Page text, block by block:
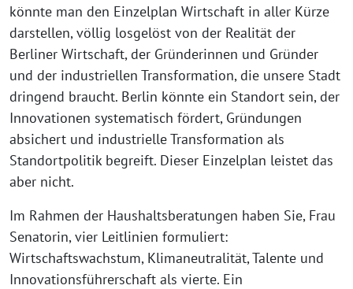
könnte man den Einzelplan Wirtschaft in aller Kürze
darstellen, völlig losgelöst von der Realität der
Berliner Wirtschaft, der Gründerinnen und Gründer
und der industriellen Transformation, die unsere Stadt
dringend braucht. Berlin könnte ein Standort sein, der
Innovationen systematisch fördert, Gründungen
absichert und industrielle Transformation als
Standortpolitik begreift. Dieser Einzelplan leistet das
aber nicht.
Im Rahmen der Haushaltsberatungen haben Sie, Frau
Senatorin, vier Leitlinien formuliert:
Wirtschaftswachstum, Klimaneutralität, Talente und
Innovationsführerschaft als vierte. Ein